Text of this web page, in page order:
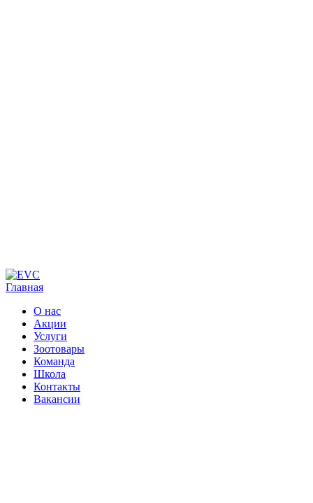
Главная
О нас
Акции
Услуги
Зоотовары
Команда
Школа
Контакты
Вакансии